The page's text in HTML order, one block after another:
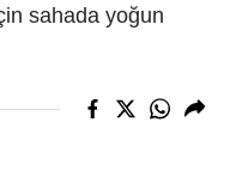
sahada yoğun